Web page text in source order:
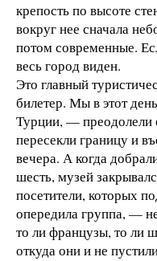
крепость по высоте
вокруг нее сначала
потом современные.
весь город виден.
Это главный
билетер. Мы в этот
Турции, — преодолели
пересекли границу и
вечера. А когда
шесть, музей
посетители, которых
опередила группа, —
то ли французы, то ли
откуда они и не